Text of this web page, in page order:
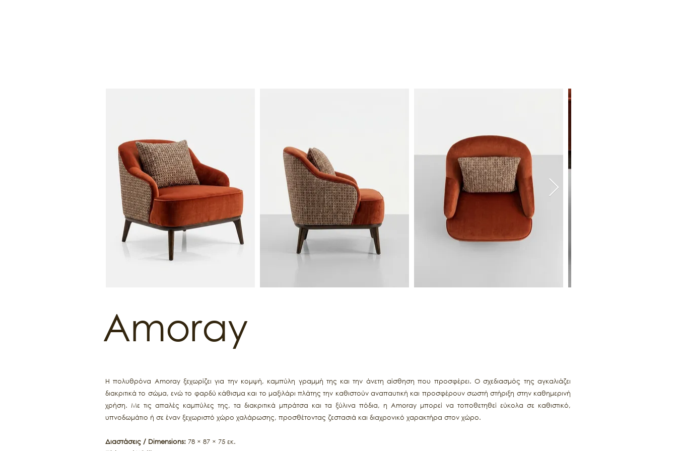
Amoray
Η πολυθρόνα Amoray ξεχωρίζει για την κομψή, καμπύλη γραμμή της και την άνετη αίσθηση που προσφέρει. Ο σχεδιασμός της αγκαλιάζει
διακριτικά το σώμα, ενώ το φαρδύ κάθισμα και το μαξιλάρι πλάτης την καθιστούν αναπαυτική και προσφέρουν σωστή στήριξη στην καθημερινή
χρήση. Με τις απαλές καμπύλες της, τα διακριτικά μπράτσα και τα ξύλινα πόδια, η Amoray μπορεί να τοποθετηθεί εύκολα σε καθιστικό,
υπνοδωμάτιο ή σε έναν ξεχωριστό χώρο χαλάρωσης, προσθέτοντας ζεστασιά και διαχρονικό χαρακτήρα στον χώρο.
Διαστάσεις / Dimensions: 78 × 87 × 75 εκ.